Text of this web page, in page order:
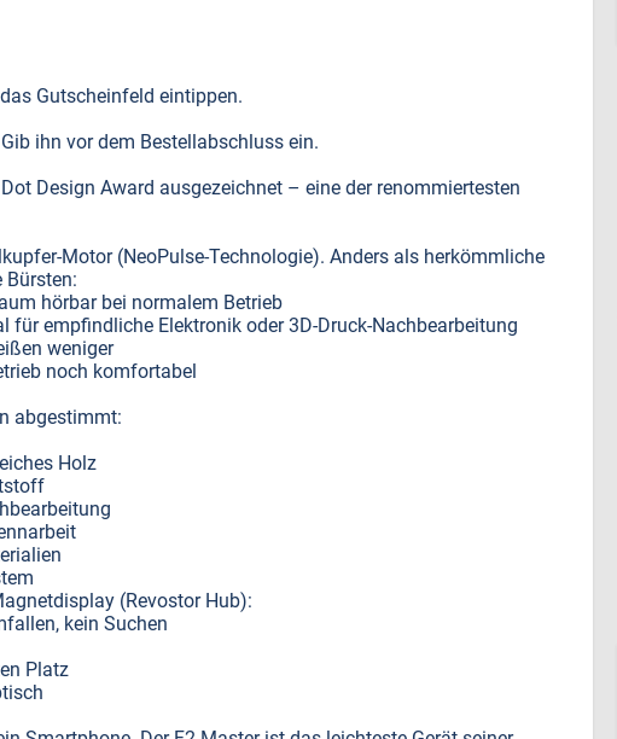
Gutscheinfeld eintippen.
ihn vor dem Bestellabschluss ein.
Design Award ausgezeichnet – eine der renommiertesten
Motor (NeoPulse-Technologie). Anders als herkömmliche
Bürsten:
hörbar bei normalem Betrieb
empfindliche Elektronik oder 3D-Druck-Nachbearbeitung
weniger
noch komfortabel
abgestimmt:
Holz
(Revostor Hub):
kein Suchen
Platz